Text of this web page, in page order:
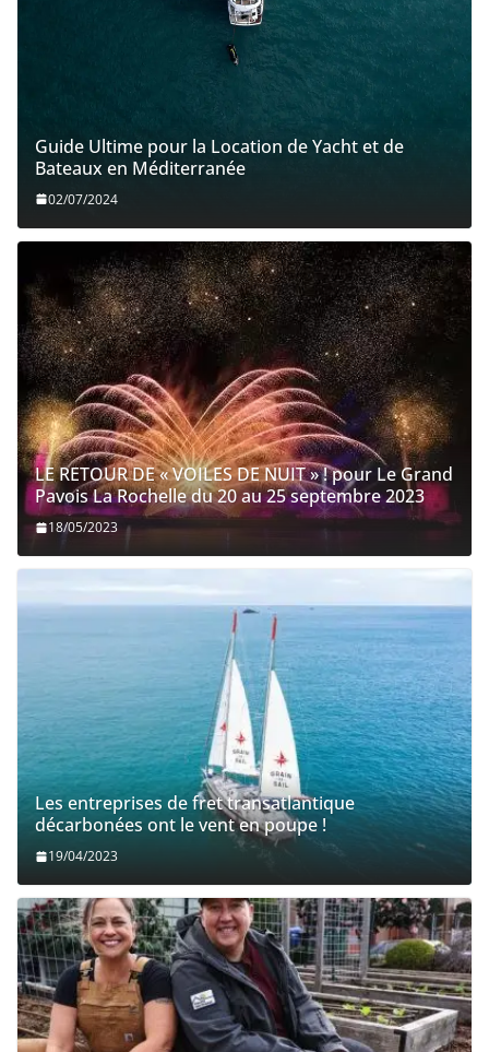
Guide Ultime pour la Location de Yacht et de
Bateaux en Méditerranée
02/07/2024
LE RETOUR DE « VOILES DE NUIT » ! pour Le Grand
Pavois La Rochelle du 20 au 25 septembre 2023
18/05/2023
Les entreprises de fret transatlantique
décarbonées ont le vent en poupe !
19/04/2023